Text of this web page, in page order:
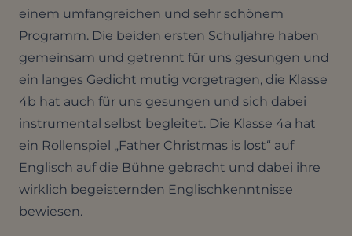
einem umfangreichen und sehr schönem
Programm. Die beiden ersten Schuljahre haben
gemeinsam und getrennt für uns gesungen und
ein langes Gedicht mutig vorgetragen, die Klasse
4b hat auch für uns gesungen und sich dabei
instrumental selbst begleitet. Die Klasse 4a hat
ein Rollenspiel „Father Christmas is lost“ auf
Englisch auf die Bühne gebracht und dabei ihre
wirklich begeisternden Englischkenntnisse
bewiesen.